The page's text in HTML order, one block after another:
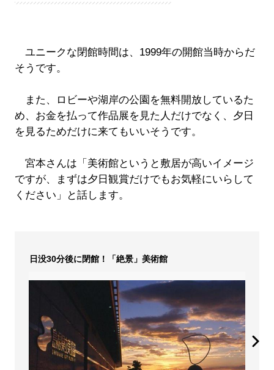
ユニークな閉館時間は、1999年の開館当時からだ
そうです。
また、ロビーや湖岸の公園を無料開放しているた
め、お金を払って作品展を見た人だけでなく、夕日
を見るためだけに来てもいいそうです。
宮本さんは「美術館というと敷居が高いイメージ
ですが、まずは夕日観賞だけでもお気軽にいらして
ください」と話します。
日没30分後に閉館！「絶景」美術館